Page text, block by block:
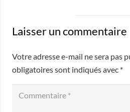
Laisser un commentaire
Votre adresse e-mail ne sera pas
obligatoires sont indiqués avec *